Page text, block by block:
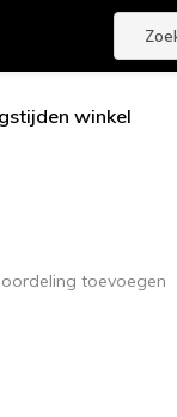
winkel
toevoegen